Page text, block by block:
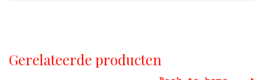
Gerelateerde producten